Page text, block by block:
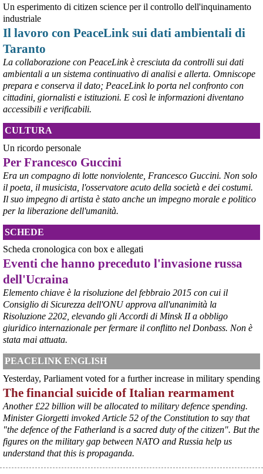
askanews.it/2026/08/05/ex-ilva
“Dal confronto con tutti gli attori e dai contributi raccolti il Governo
elaborerà, come concordato a Palazzo Chigi, un piano straordinario
per Taranto”, avrebbe detto il ministro Urso.
#Taranto #
@peacelink - 6/8/2026 21:50
corriereditaranto.it/2026/08/0
Aprendo i lavori, il ministro Urso ha sottolineato come il Governo
debba necessariamente prendere atto della decisione della Corte
d’Appello di Milano, ricordando che il provvedimento è già stato
inserito nella data room della procedura di vendita. “Alla luce del
nuovo scenario – ha spiegato – Jindal ha presentato una proposta
aggiornata sull’intero perimetro aziendale che tiene conto della
chiusura dell’area a caldo e che i commissari stanno valutando”.
#ILVA #Taranto
@peacelink - 6/8/2026 21:45
borsaitaliana.it/borsa/notizie
Si sta ragionando su un piano B per Taranto dopo la chiusura
dell’area a caldo dell’ILVA?
@peacelink - 6/8/2026 21:41
cronachetarantine.it/index.php
il Governo ha manifestato l’intenzione di predisporre un
provvedimento straordinario per attenuare le conseguenze
economiche e sociali della prevista fermata dell’area a caldo e ha
chiesto alle rappresentanze del territorio di formulare proposte
concrete per definirne i contenuti. Casartigiani valuta positivamente
questa disponibilità.
#ILVA #Taranto
Un esperimento di citizen science per il controllo dell'inquinamento
industriale
Il lavoro con PeaceLink sui dati ambientali di
Taranto
La collaborazione con PeaceLink è cresciuta da controlli sui dati
ambientali a un sistema continuativo di analisi e allerta. Omniscope
prepara e conserva il dato; PeaceLink lo porta nel confronto con
cittadini, giornalisti e istituzioni. E così le informazioni diventano
accessibili e verificabili.
CULTURA
Un ricordo personale
Per Francesco Guccini
Era un compagno di lotte nonviolente, Francesco Guccini. Non solo
il poeta, il musicista, l'osservatore acuto della società e dei costumi.
Il suo impegno di artista è stato anche un impegno morale e politico
per la liberazione dell'umanità.
SCHEDE
Scheda cronologica con box e allegati
Eventi che hanno preceduto l'invasione russa
dell'Ucraina
Elemento chiave è la risoluzione del febbraio 2015 con cui il
Consiglio di Sicurezza dell'ONU approva all'unanimità la
Risoluzione 2202, elevando gli Accordi di Minsk II a obbligo
giuridico internazionale per fermare il conflitto nel Donbass. Non è
stata mai attuata.
PEACELINK ENGLISH
Yesterday, Parliament voted for a further increase in military spending
The financial suicide of Italian rearmament
Another £22 billion will be allocated to military defence spending.
Minister Giorgetti invoked Article 52 of the Constitution to say that
"the defence of the Fatherland is a sacred duty of the citizen". But the
figures on the military gap between NATO and Russia help us
understand that this is propaganda.